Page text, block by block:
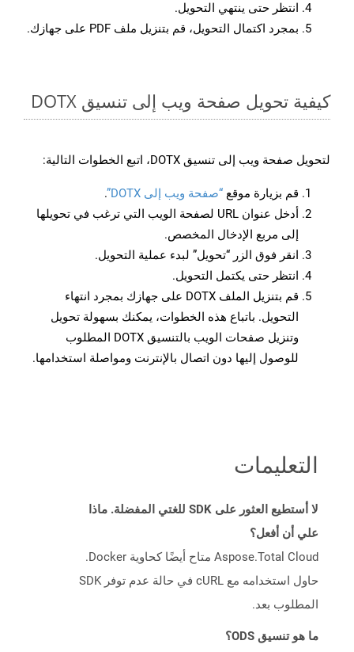
انتظر حتى ينتهي التحويل.
بمجرد اكتمال التحويل، قم بتنزيل ملف PDF على جهازك.
كيفية تحويل صفحة ويب إلى تنسيق DOTX
لتحويل صفحة ويب إلى تنسيق DOTX، اتبع الخطوات التالية:
قم بزيارة موقع “صفحة ويب إلى DOTX”
.
أدخل عنوان URL لصفحة الويب التي ترغب في تحويلها
إلى مربع الإدخال المخصص.
انقر فوق الزر “تحويل” لبدء عملية التحويل.
انتظر حتى يكتمل التحويل.
قم بتنزيل الملف DOTX على جهازك بمجرد انتهاء
التحويل. باتباع هذه الخطوات، يمكنك بسهولة تحويل
وتنزيل صفحات الويب بالتنسيق DOTX المطلوب
للوصول إليها دون اتصال بالإنترنت ومواصلة استخدامها.
التعليمات
لا أستطيع العثور على SDK للغتي المفضلة. ماذا
علي أن أفعل؟
Aspose.Total Cloud متاح أيضًا كحاوية Docker.
حاول استخدامه مع cURL في حالة عدم توفر SDK
المطلوب بعد.
ما هو تنسيق ODS؟